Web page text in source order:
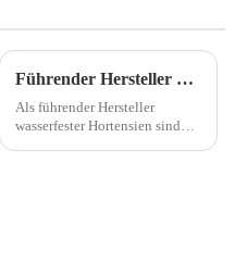
Führender Hersteller wasserfester Hortensien
Als führender Hersteller
wasserfester Hortensien sind